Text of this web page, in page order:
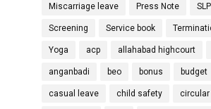
Miscarriage leave Press Note SLP
Screening Service book
Yoga acp allahabad highcourt
anganbadi beo bonus budget
casual leave child safety circular